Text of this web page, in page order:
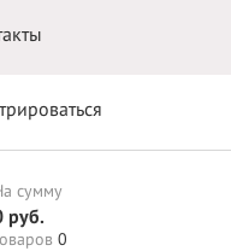
сумму
руб.
0